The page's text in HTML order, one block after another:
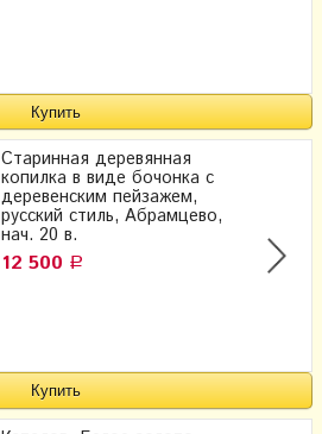
Старинная деревянная
копилка в виде бочонка с
деревенским пейзажем,
русский стиль, Абрамцево,
нач. 20 в.
12 500 Р